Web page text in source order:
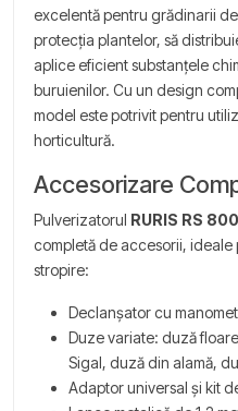
excelentă pentru grădinarii
protecția plantelor, să
aplice eficient substanțele
buruienilor. Cu un design
model este potrivit pentru
horticultură.
Accesorizare
Pulverizatorul RURIS RS
completă de accesorii,
stropire:
Declanșator cu
Duze variate: duză
Sigal, duză din alamă,
Adaptor universal și kit